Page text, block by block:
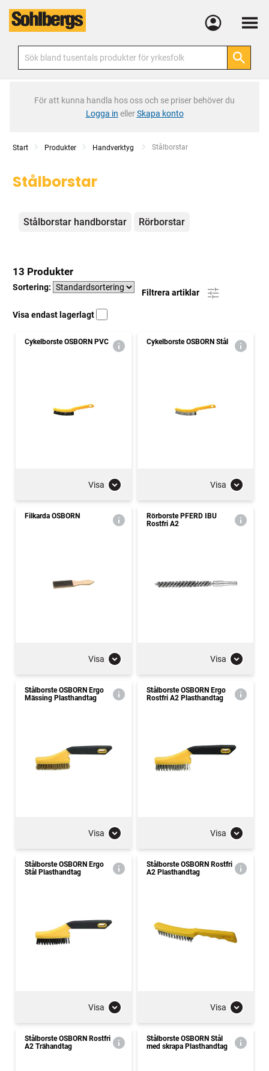
Meny
För att kunna handla hos oss och se priser behöver du
Logga in ellerSkapa konto
Start Produkter Handverktyg Current:
Stålborstar
Stålborstar
Kategorier
Stålborstar handborstar Rörborstar
13 Produkter
Sortering:
Filtrera artiklar
Visa endast lagerlagt
Cykelborste OSBORN PVC
Visa
Cykelborste OSBORN Stål
Visa
Filkarda OSBORN
Visa
Rörborste PFERD IBU
Rostfri A2
Visa
Stålborste OSBORN Ergo
Mässing Plasthandtag
Visa
Stålborste OSBORN Ergo
Rostfri A2 Plasthandtag
Visa
Stålborste OSBORN Ergo
Stål Plasthandtag
Visa
Stålborste OSBORN Rostfri
A2 Plasthandtag
Visa
Stålborste OSBORN Rostfri
A2 Trähandtag
Stålborste OSBORN Stål
med skrapa Plasthandtag